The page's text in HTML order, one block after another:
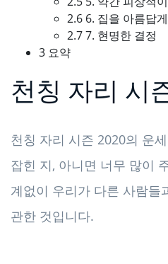
2.6 6. 집을 아름답
2.7 7. 현명한 결정
3 요약
천칭 자리 시
천칭 자리 시즌 2020의 운
잡힌 지, 아니면 너무 많이
계없이 우리가 다른 사람들
관한 것입니다.